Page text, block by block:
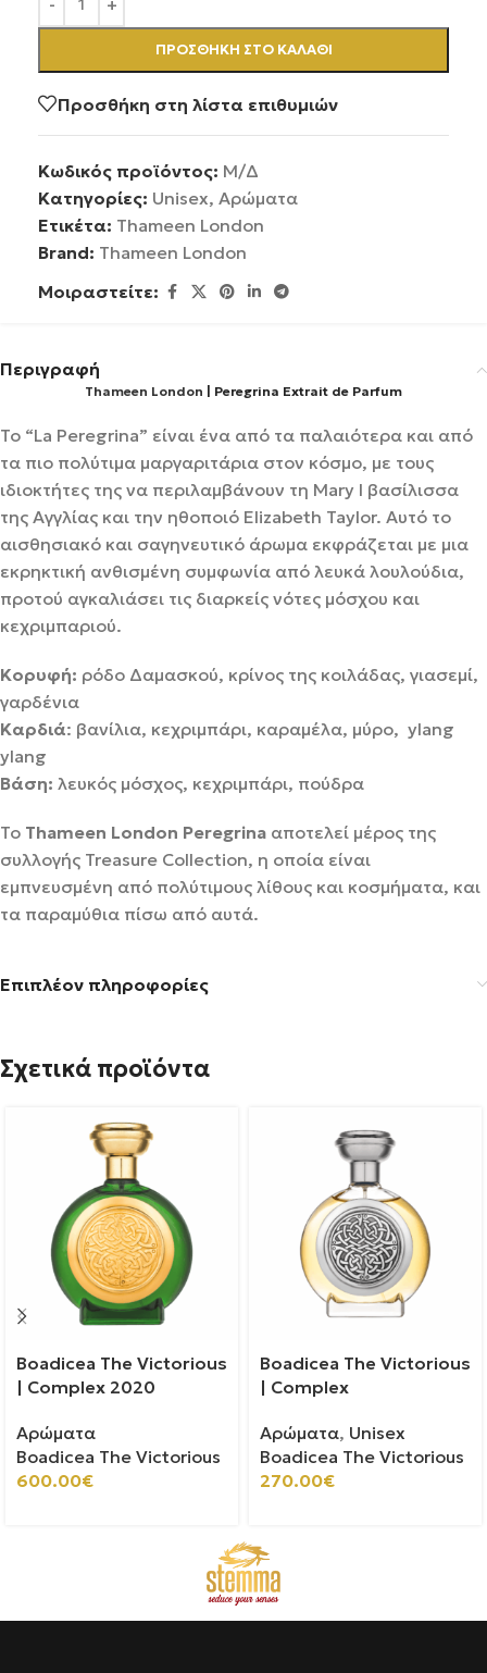
ΠΡΟΣΘΉΚΗ ΣΤΟ ΚΑΛΆΘΙ
Προσθήκη στη λίστα επιθυμιών
Κωδικός προϊόντος: Μ/Δ
Κατηγορίες: Unisex, Αρώματα
Ετικέτα: Thameen London
Brand: Thameen London
Μοιραστείτε:
Περιγραφή
Thameen London | Peregrina Extrait de Parfum
Το “La Peregrina” είναι ένα από τα παλαιότερα και από
τα πιο πολύτιμα μαργαριτάρια στον κόσμο, με τους
ιδιοκτήτες της να περιλαμβάνουν τη Mary I βασίλισσα
της Αγγλίας και την ηθοποιό Elizabeth Taylor. Αυτό το
αισθησιακό και σαγηνευτικό άρωμα εκφράζεται με μια
εκρηκτική ανθισμένη συμφωνία από λευκά λουλούδια,
προτού αγκαλιάσει τις διαρκείς νότες μόσχου και
κεχριμπαριού.
Κορυφή: ρόδο Δαμασκού, κρίνος της κοιλάδας, γιασεμί,
γαρδένια
Καρδιά: βανίλια, κεχριμπάρι, καραμέλα, μύρο, ylang
ylang
Βάση: λευκός μόσχος, κεχριμπάρι, πούδρα
Το Thameen London Peregrina αποτελεί μέρος της
συλλογής Treasure Collection, η οποία είναι
εμπνευσμένη από πολύτιμους λίθους και κοσμήματα, και
τα παραμύθια πίσω από αυτά.
Επιπλέον πληροφορίες
Σχετικά προϊόντα
Boadicea The Victorious
| Complex 2020
Αρώματα
Boadicea The Victorious
600.00€
Boadicea The Victorious
| Complex
Αρώματα, Unisex
Boadicea The Victorious
270.00€